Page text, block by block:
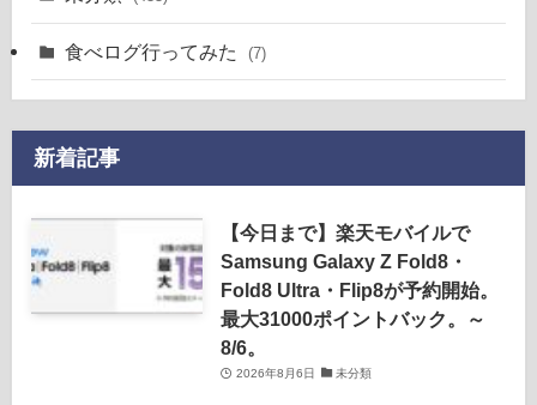
食べログ行ってみた (7)
新着記事
【今日まで】楽天モバイルで
Samsung Galaxy Z Fold8・
Fold8 Ultra・Flip8が予約開始。
最大31000ポイントバック。～
8/6。
2026年8月6日 未分類